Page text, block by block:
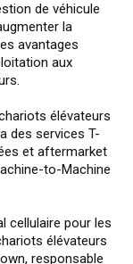
de véhicule
la
avantages
aux
élévateurs
des services T-
et aftermarket
to-Machine
cellulaire pour les
élévateurs
responsable